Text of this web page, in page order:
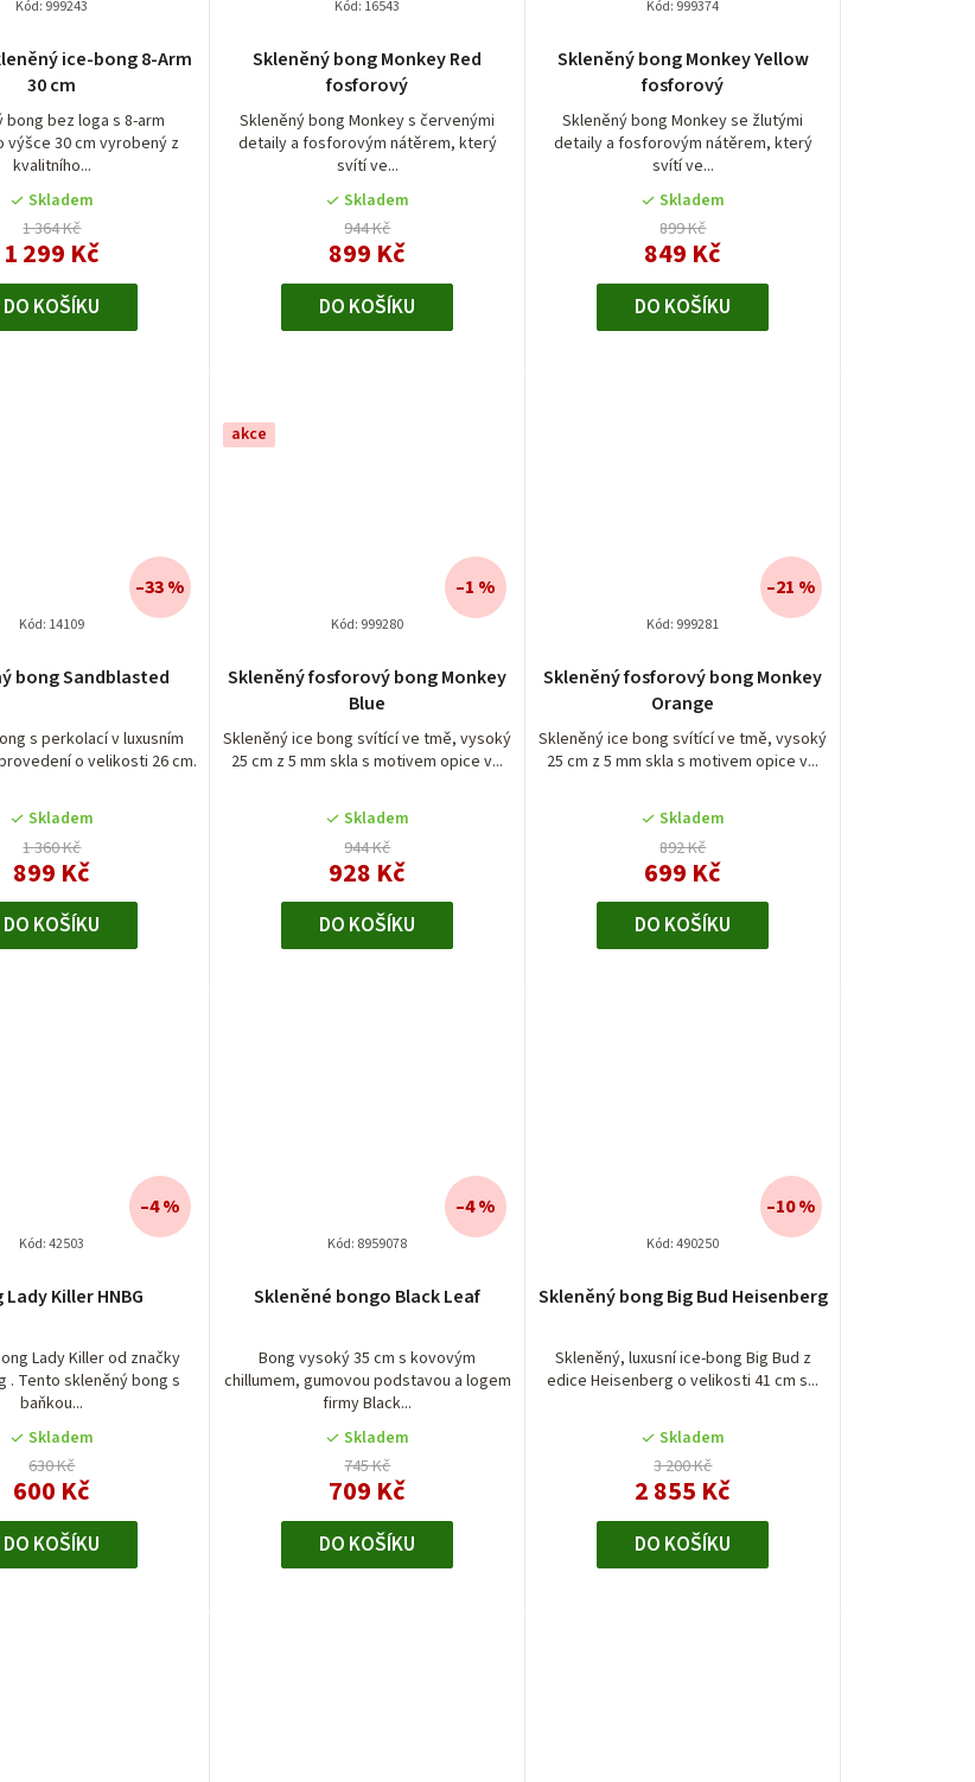
r
o
d
u
k
t
ů
ice-bong 8-Arm
30 cm
bong bez loga s 8-arm
výšce 30 cm vyrobený z
kvalitního...
Skladem
1 364 Kč
1 299 Kč
DO KOŠÍKU
Kód: 999243
Skleněný bong Monkey Red
fosforový
Skleněný bong Monkey s červenými
detaily a fosforovým nátěrem, který
svítí ve...
Skladem
944 Kč
899 Kč
DO KOŠÍKU
Kód: 16543
Skleněný bong Monkey Yellow
fosforový
Skleněný bong Monkey se žlutými
detaily a fosforovým nátěrem, který
svítí ve...
Skladem
899 Kč
849 Kč
DO KOŠÍKU
Kód: 999374
bong Sandblasted
s perkolací v luxusním
o velikosti 26 cm.
Skladem
1 360 Kč
899 Kč
–33 %
DO KOŠÍKU
Kód: 14109
akce
Skleněný fosforový bong Monkey
Blue
Skleněný ice bong svítící ve tmě, vysoký
25 cm z 5 mm skla s motivem opice v...
hodnocení
produktu
je
5,0
5
hvězdiček.
Skladem
944 Kč
928 Kč
–1 %
DO KOŠÍKU
Kód: 999280
Skleněný fosforový bong Monkey
Orange
Skleněný ice bong svítící ve tmě, vysoký
25 cm z 5 mm skla s motivem opice v...
Skladem
892 Kč
699 Kč
–21 %
DO KOŠÍKU
Kód: 999281
Lady Killer HNBG
Lady Killer od značky
. Tento skleněný bong s
baňkou...
Skladem
630 Kč
600 Kč
–4 %
DO KOŠÍKU
Kód:42503
Skleněné bongo Black Leaf
Bong vysoký 35 cm s kovovým
chillumem, gumovou podstavou a logem
firmy Black...
Skladem
745 Kč
709 Kč
–4 %
DO KOŠÍKU
Kód: 8959078
Skleněný bong Big Bud Heisenberg
Skleněný, luxusní ice-bong Big Bud z
edice Heisenberg o velikosti 41 cm s...
Skladem
3 200 Kč
2 855 Kč
–10 %
DO KOŠÍKU
Kód:490250